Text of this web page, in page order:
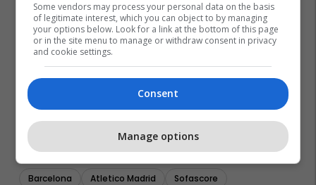
Barcelona Atletico Madrid
Sofascore
Some vendors may process your personal data on the basis
of legitimate interest, which you can object to by managing
your options below. Look for a link at the bottom of this page
or in the site menu to manage or withdraw consent in privacy
and cookie settings.
Consent
Manage options